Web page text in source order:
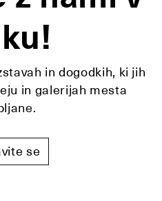
in dogodkih, ki jih
in galerijah mesta
se